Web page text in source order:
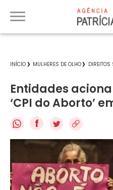
INÍCIO MULHERES DE OLHO DIREITOS
Entidades
‘CPI do Aborto’
f